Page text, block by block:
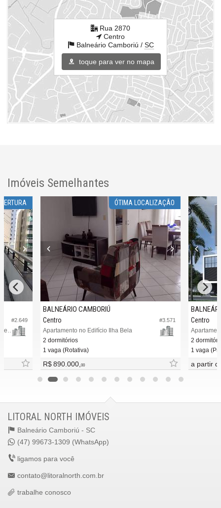
Rua 2870
Centro
Balneário Camboriú / SC
toque para ver no mapa
Imóveis Semelhantes
#2.649
Cobertura no Edifício Campo Belo Residence
ÓTIMA LOCALIZAÇÃO
#3.571
BALNEÁRIO CAMBORIÚ
Centro
Apartamento no Edifício Ilha Bela
2 dormitórios
1 vaga (Rotativa)
R$ 890.000, 00
Centro
2
1 vaga
a partir
LITORAL NORTH IMÓVEIS
Balneário Camboriú - SC
(47) 99673-1309 (WhatsApp)
ligamos para você
contato@litoralnorth.com.br
trabalhe conosco